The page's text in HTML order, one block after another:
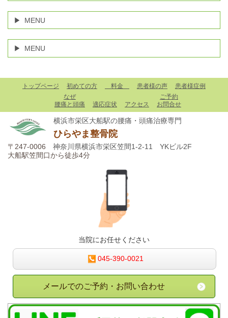
マッサージだけでは一時的に痛みが和らぐだけで、根本改善
にはなりません！なので、また痛みはぶり返してしまいま
す。 マッサージを受けても変化のない方、当院で痛みの原因
を突き止め、健康な身体になりませんか⁈ ご予約お待ちして
ます✨ #整骨院 #整体 #柔道整復師 #腰痛 #ぎっくり腰 #狭窄
症 #坐骨神経痛 #骨盤 #頭痛 #偏頭痛 #大船 #横浜 #栄区
ひらやま整骨院さん(@hirayamaseikotsuin)がシェアした投稿 -
MENU
MENU
トップページ 初めての方 料金 患者様の声
患者様症例
なぜ
腰痛と頭痛
適応症状 アクセス
ご予約
お問合せ
横浜市栄区大船駅の腰痛・頭痛治療専門
ひらやま整骨院
〒247-0006 神奈川県横浜市栄区笠間1-2-11 YKビル2F
大船駅笠間口から徒歩4分
当院にお任せください
045-390-0021
メールでのご予約・お問い合わせ